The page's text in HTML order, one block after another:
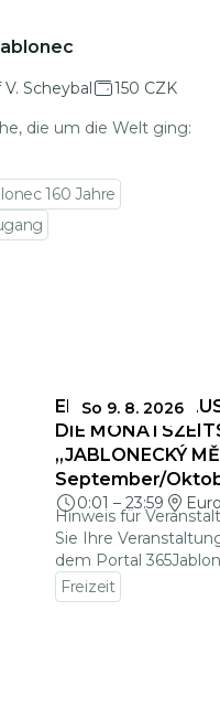
Scheybal
150 CZK
die um die Welt ging:
160 Jahre
So 9. 8. 2026
DIE
„JABLONECKÝ
September/
0:01 – 23:59
Hinweis für
Sie Ihre
dem Portal
Freizeit